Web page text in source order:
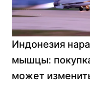
Индонезия
мышцы:
может